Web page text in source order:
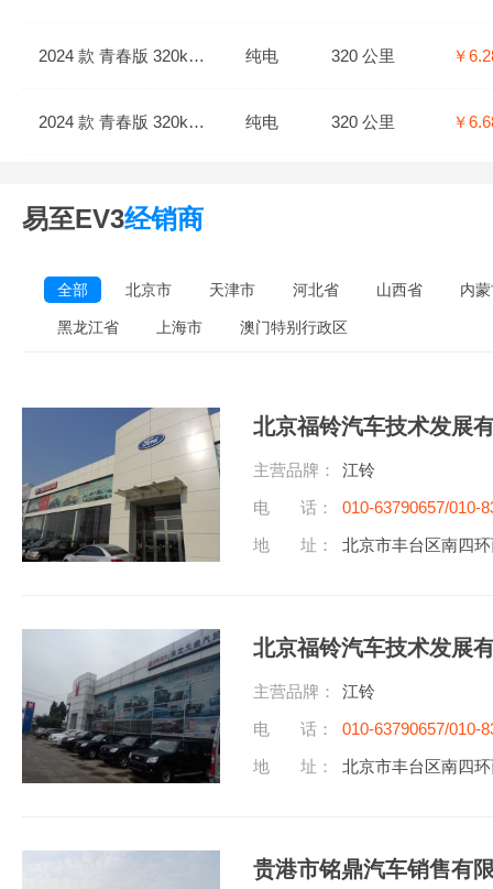
2024 款 青春版 320km 舒适型 纯电 320 公里 ￥
2024 款 青春版 320km 豪华型 纯电 320 公里 ￥
易至EV3经销商
全部 北京市 天津市 河北省 山西省 内
黑龙江省 上海市 澳门特别行政区
北京福铃汽车技术发展
主营品牌：
江铃
电 话：
010-63790657/010-
地 址：
北京市丰台区南四
北京福铃汽车技术发展
主营品牌：
江铃
电 话：
010-63790657/010-
地 址：
北京市丰台区南四
贵港市铭鼎汽车销售有